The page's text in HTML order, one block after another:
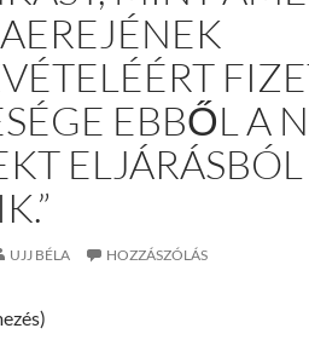
EBBŐL A
ELJÁRÁSBÓL
UJJ BÉLA HOZZÁSZÓLÁS